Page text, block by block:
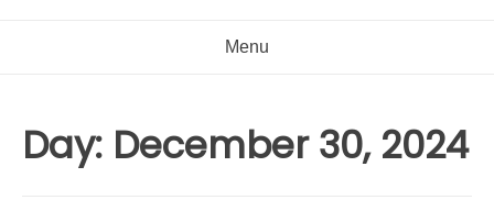
Menu
Day: December 30, 2024